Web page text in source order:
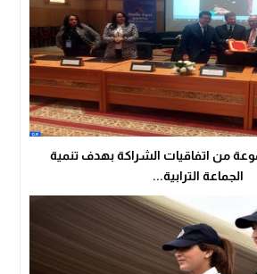
من اتفاقيات الشراكة بهدف تنمية
الجماعة الترابية...